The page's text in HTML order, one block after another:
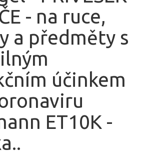
- na ruce,
a předměty s
účinkem
ET10K -